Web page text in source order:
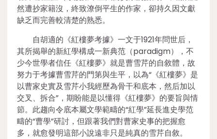
然遭抄家籍沒，終致潦倒平生的作家，卻持久因文獻
缺乏而完善較清楚的熟悉。
自胡適的《紅樓夢考據》一文于1921年問世后，
其所揭舉的新紅學構成一新典范（paradigm），不
少今世學者信任《紅樓夢》就是曹雪芹的自敘體，故
努力于考據曹雪芹的門第與生平，以為“《紅樓夢》是
以曹家史實及雪芹小我經歷為骨干和底本，然后加以
交叉、拆合”，期盼能是以懂得《紅樓夢》的要旨與情
節。此趨向令底本屬文學範疇的“紅學”延長進史學范
疇的“曹學”研討，但跟著我們對曹家史事的把握愈
多，就愈發明這部小說遠非只是純真的雪芹自敘。